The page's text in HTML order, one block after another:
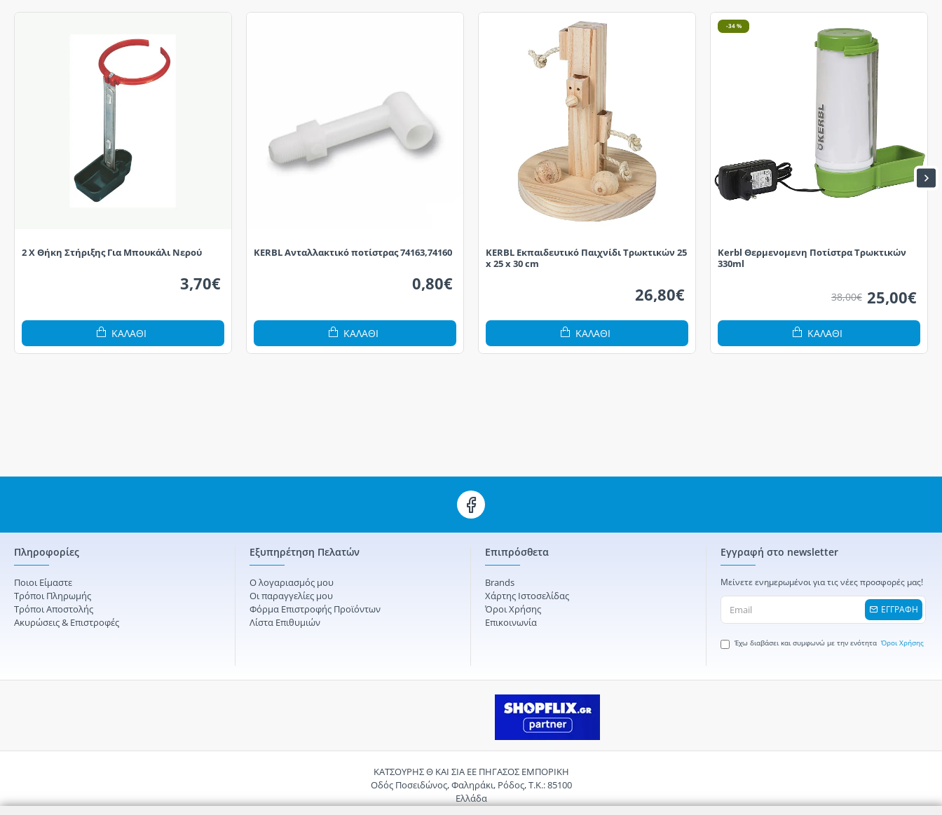
2 X Θήκη Στήριξης Για Μπουκάλι Νερού
3,70€
ΚΑΛΆΘΙ
KERBL Ανταλλακτικό ποτίστρας 74163,74160
0,80€
ΚΑΛΆΘΙ
KERBL Εκπαιδευτικό Παιχνίδι Τρωκτικών 25
x 25 x 30 cm
26,80€
ΚΑΛΆΘΙ
-34 %
Kerbl Θερμενομενη Ποτίστρα Τρωκτικών
330ml
25,00€
38,00€
ΚΑΛΆΘΙ
Πληροφορίες
Ποιοι Είμαστε
Τρόποι Πληρωμής
Τρόποι Αποστολής
Ακυρώσεις & Επιστροφές
Εξυπηρέτηση Πελατών
Ο λογαριασμός μου
Οι παραγγελίες μου
Φόρμα Επιστροφής Προϊόντων
Λίστα Επιθυμιών
Επιπρόσθετα
Brands
Χάρτης Ιστοσελίδας
Όροι Χρήσης
Επικοινωνία
Εγγραφή στο newsletter
Μείνετε ενημερωμένοι για τις νέες προσφορές μας!
ΕΓΓΡΑΦΗ
Έχω διαβάσει και συμφωνώ με την ενότητα Όροι Χρήσης
ΚΑΤΣΟΥΡΗΣ Θ ΚΑΙ ΣΙΑ ΕΕ ΠΗΓΑΣΟΣ ΕΜΠΟΡΙΚΗ
Οδός Ποσειδώνος, Φαληράκι, Ρόδος, Τ.Κ.: 85100
Ελλάδα